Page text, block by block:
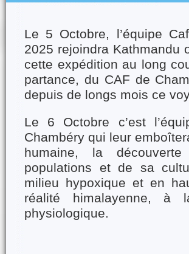
Le 5 Octobre, l’équipe
2025 rejoindra Kathmandu
cette expédition au long
partance, du CAF de
depuis de longs mois ce
Le 6 Octobre c’est
Chambéry qui leur
humaine, la
populations et de sa
milieu hypoxique et en
réalité himalayenne, à
physiologique.